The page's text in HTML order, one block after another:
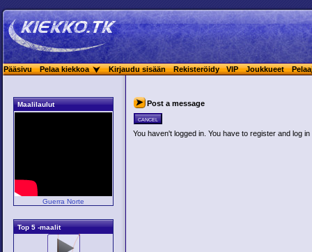
Pääsivu Pelaa kiekkoa Kirjaudu sisään Rekisteröidy VIP Joukkueet
Maalilaulut
Guerra Norte
Top 5 -maalit
Post a message
cancel
You haven't logged in. You have to register and log